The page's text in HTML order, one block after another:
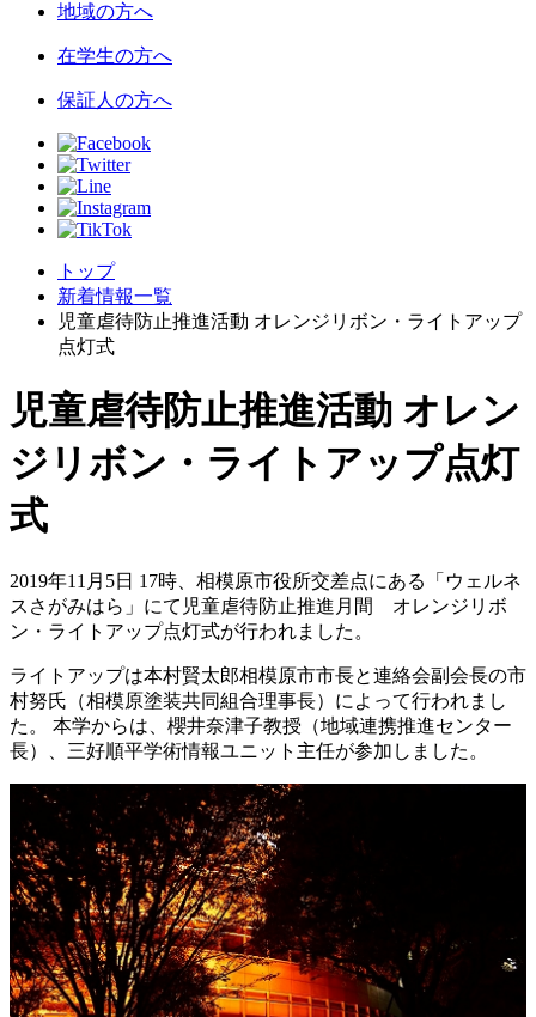
地域の方へ
在学生の方へ
保証人の方へ
トップ
新着情報一覧
児童虐待防止推進活動 オレンジリボン・ライトアップ
点灯式
児童虐待防止推進活動 オレン
ジリボン・ライトアップ点灯
式
2019年11月5日 17時、相模原市役所交差点にある「ウェルネ
スさがみはら」にて児童虐待防止推進月間 オレンジリボ
ン・ライトアップ点灯式が行われました。
ライトアップは本村賢太郎相模原市市長と連絡会副会長の市
村努氏（相模原塗装共同組合理事長）によって行われまし
た。 本学からは、櫻井奈津子教授（地域連携推進センター
長）、三好順平学術情報ユニット主任が参加しました。